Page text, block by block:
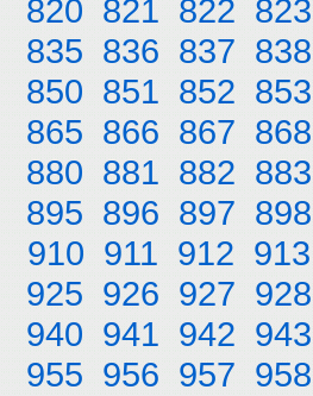
820 821 822 823
835 836 837 838
850 851 852 853
865 866 867 868
880 881 882 883
895 896 897 898
910 911 912 913
925 926 927 928
940 941 942 943
955 956 957 958